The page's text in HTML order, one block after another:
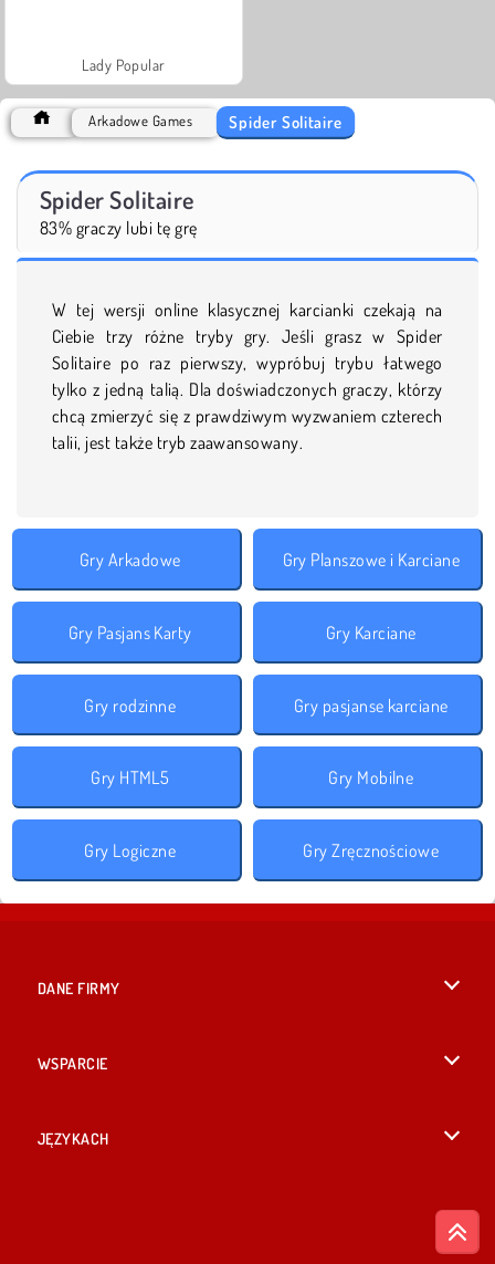
Lady Popular
Arkadowe Games Spider Solitaire
Spider Solitaire
83% graczy lubi tę grę
W tej wersji online klasycznej karcianki czekają na
Ciebie trzy różne tryby gry. Jeśli grasz w Spider
Solitaire po raz pierwszy, wypróbuj trybu łatwego
tylko z jedną talią. Dla doświadczonych graczy, którzy
chcą zmierzyć się z prawdziwym wyzwaniem czterech
talii, jest także tryb zaawansowany.
Gry Arkadowe Gry Planszowe i Karciane
Gry Pasjans Karty Gry Karciane
Gry rodzinne Gry pasjanse karciane
Gry HTML5 Gry Mobilne
Gry Logiczne Gry Zręcznościowe
DANE FIRMY
WSPARCIE
JĘZYKACH